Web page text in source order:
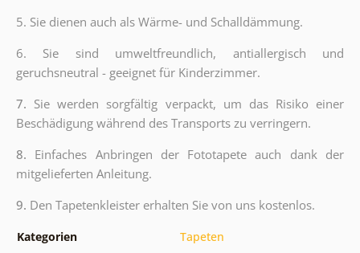
5. Sie dienen auch als Wärme- und Schalldämmung.
6. Sie sind umweltfreundlich, antiallergisch und
geruchsneutral - geeignet für Kinderzimmer.
7. Sie werden sorgfältig verpackt, um das Risiko einer
Beschädigung während des Transports zu verringern.
8. Einfaches Anbringen der Fototapete auch dank der
mitgelieferten Anleitung.
9. Den Tapetenkleister erhalten Sie von uns kostenlos.
Kategorien Tapeten